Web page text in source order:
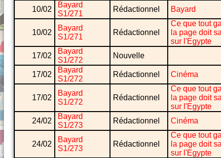
10/02
Bayard
S1/271
Rédactionnel Bayard
10/02
Bayard
S1/271
Rédactionnel
Ce que tout
la page doit
sur l'Egypte
17/02
Bayard
S1/272
Nouvelle
17/02
Bayard
S1/272
Rédactionnel Cinéma
17/02
Bayard
S1/272
Rédactionnel
Ce que tout
la page doit
sur l'Egypte
24/02
Bayard
S1/273
Rédactionnel Cinéma
24/02
Bayard
S1/273
Rédactionnel
Ce que tout
la page doit
sur l'Egypte